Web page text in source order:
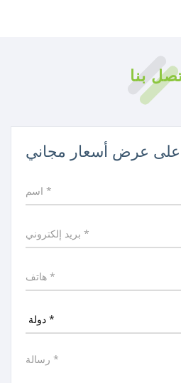
بنا
عرض أسعار مجاني